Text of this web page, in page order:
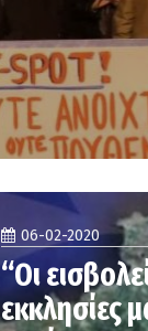
06-02-2020
“Οι
εκκλησίες